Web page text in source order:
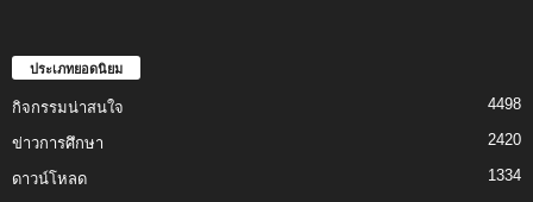
ประเภทยอดนิยม
กิจกรรมน่าสนใจ 4498
ข่าวการศึกษา 2420
ดาวน์โหลด
1334